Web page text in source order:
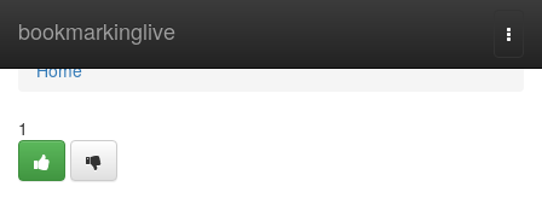
bookmarkinglive
Home
Home
1